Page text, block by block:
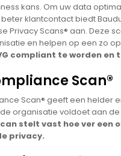
kans. Om uw data
klantcontact biedt
Privacy Scans® aan. Deze
en helpen op een zo
compliant te worden en
Scan®
Scan® geeft een helder
organisatie voldoet aan
stelt vast hoe ver een
privacy.